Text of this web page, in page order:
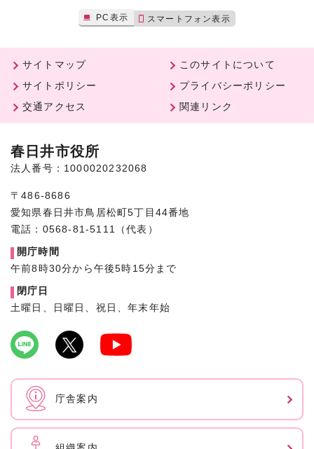
PC表示 スマートフォン表示
サイトマップ
このサイトについて
サイトポリシー
プライバシーポリシー
交通アクセス
関連リンク
春日井市役所
法人番号：1000020232068
〒486-8686
愛知県春日井市鳥居松町5丁目44番地
電話：0568-81-5111（代表）
開庁時間
午前8時30分から午後5時15分まで
閉庁日
土曜日、日曜日、祝日、年末年始
庁舎案内